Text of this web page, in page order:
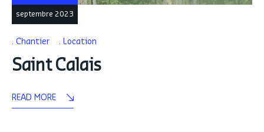
septembre 2023
Chantier Location
Saint Calais
READ MORE